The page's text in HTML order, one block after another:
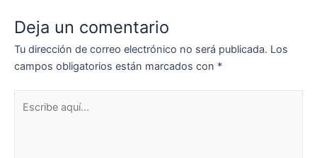
Deja un comentario
Tu dirección de correo electrónico no será publicada. Los
campos obligatorios están marcados con *
aquí...